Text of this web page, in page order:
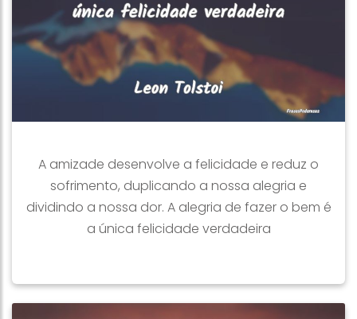
A amizade desenvolve a felicidade e reduz o
sofrimento, duplicando a nossa alegria e
dividindo a nossa dor. A alegria de fazer o bem é
a única felicidade verdadeira